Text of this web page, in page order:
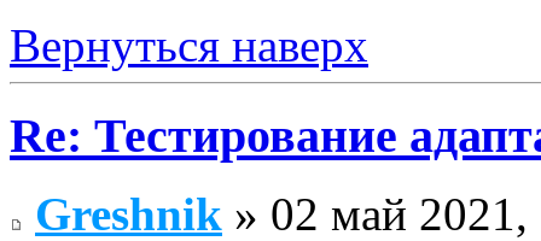
Вернуться наверх
Re: Тестирование
Greshnik » 02 май 2021,